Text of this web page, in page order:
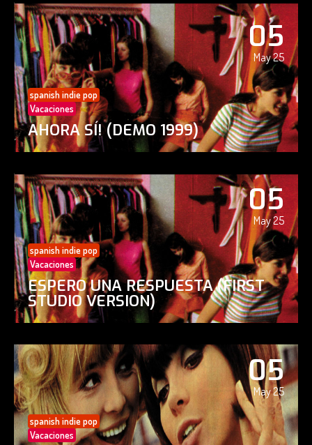
05
May 25
spanish indie pop
Vacaciones
AHORA SÍ! (DEMO 1999)
05
May 25
spanish indie pop
Vacaciones
ESPERO UNA RESPUESTA (FIRST
STUDIO VERSION)
05
May 25
spanish indie pop
Vacaciones